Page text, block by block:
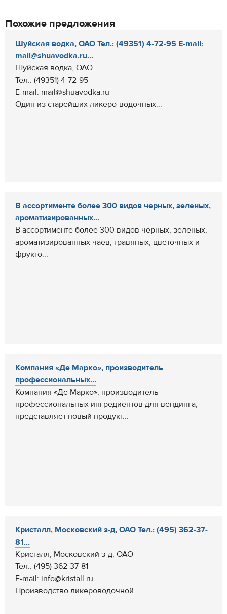
Похожие предложения
Шуйская водка, ОАО Тел.: (49351) 4-72-95 E-mail:
mail@shuavodka.ru...
Шуйская водка, ОАО
Тел.: (49351) 4-72-95
E-mail: mail@shuavodka.ru
Один из старейших ликеро-водочных...
В ассортименте более 300 видов черных, зеленых,
ароматизированных...
В ассортименте более 300 видов черных, зеленых,
ароматизированных чаев, травяных, цветочных и
фрукто...
Компания «Де Марко», производитель
профессиональных...
Компания «Де Марко», производитель
профессиональных ингредиентов для вендинга,
представляет новый продукт...
Кристалл, Московский з-д, ОАО Тел.: (495) 362-37-
81...
Кристалл, Московский з-д, ОАО
Тел.: (495) 362-37-81
E-mail: info@kristall.ru
Производство ликероводочной...